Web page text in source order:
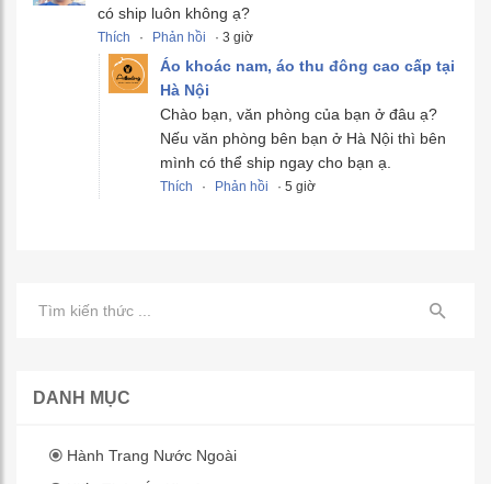
có ship luôn không ạ?
Thích · Phản hồi · 3 giờ
Áo khoác nam, áo thu đông cao cấp tại
Hà Nội
Chào bạn, văn phòng của bạn ở đâu ạ?
Nếu văn phòng bên bạn ở Hà Nội thì bên
mình có thể ship ngay cho bạn ạ.
Thích · Phản hồi · 5 giờ
DANH MỤC
Hành Trang Nước Ngoài